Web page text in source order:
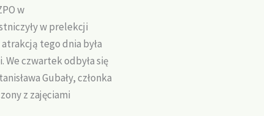
w
w prelekcji
tego dnia była
czwartek odbyła się
Gubały, członka
z zajęciami